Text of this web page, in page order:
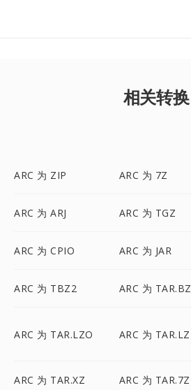
相关转换
ARC 为 ZIP ARC 为 7Z
ARC 为 ARJ ARC 为 TGZ
ARC 为 CPIO ARC 为 JAR
ARC 为 TBZ2 ARC 为 TAR.BZ
ARC 为 TAR.LZO ARC 为 TAR.LZ
ARC 为 TAR.XZ ARC 为 TAR.7Z